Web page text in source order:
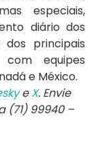
especiais,
diário dos
dos principais
equipes
e México.
eX. Envie
(71) 99940 –